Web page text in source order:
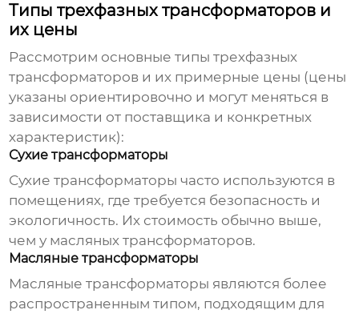
Типы трехфазных трансформаторов и
их цены
Рассмотрим основные типытрехфазных
трансформаторов и их примерные цены (цены
указаны ориентировочно и могут меняться в
зависимости от поставщика и конкретных
характеристик):
Сухие трансформаторы
Сухие трансформаторы часто используются в
помещениях, где требуется безопасность и
экологичность. Их стоимость обычно выше,
чем у масляных трансформаторов.
Масляные трансформаторы
Масляные трансформаторы являются более
распространенным типом, подходящим для